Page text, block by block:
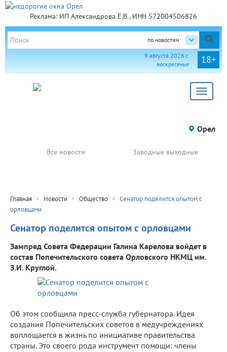
Реклама: ИП Александрова Е.В., ИНН 572004506826
по новостям
18+
9 августа 2026 г.
воскресенье
Toggle
Орел
Все новости Заводные выходные
Главная Новости Общество
Сенатор поделится опытом с
орловцами
Сенатор поделится опытом с орловцами
Зампред Совета Федерации Галина Карелова войдет в
состав Попечительского совета Орловского НКМЦ им.
З.И. Круглой.
Об этом сообщила пресс-служба губернатора. Идея
создания Попечительских советов в медучреждениях
воплощается в жизнь по инициативе правительства
страны. Это своего рода инструмент помощи: члены